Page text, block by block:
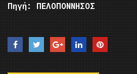
Πηγή: ΠΕΛΟΠΟΝΝΗΣΟΣ